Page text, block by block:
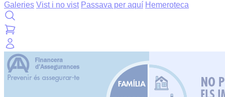
Galeries Vist i no vist Passava per aquí Hemeroteca